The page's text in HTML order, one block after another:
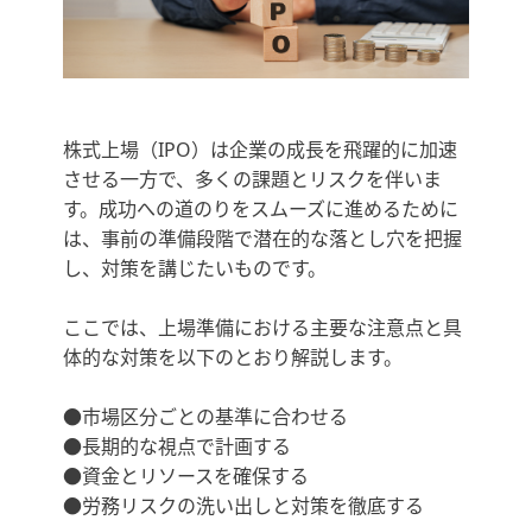
株式上場（IPO）は企業の成長を飛躍的に加速
させる一方で、多くの課題とリスクを伴いま
す。成功への道のりをスムーズに進めるために
は、事前の準備段階で潜在的な落とし穴を把握
し、対策を講じたいものです。
ここでは、上場準備における主要な注意点と具
体的な対策を以下のとおり解説します。
●市場区分ごとの基準に合わせる
●長期的な視点で計画する
●資金とリソースを確保する
●労務リスクの洗い出しと対策を徹底する